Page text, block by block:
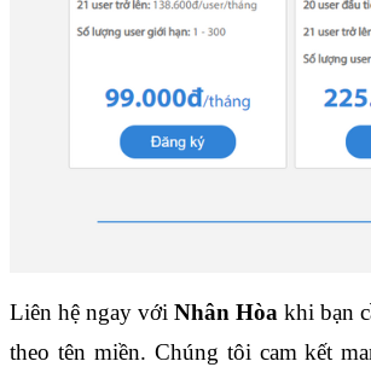
Liên hệ ngay với Nhân Hòa khi bạn
theo tên miền. Chúng tôi cam kết